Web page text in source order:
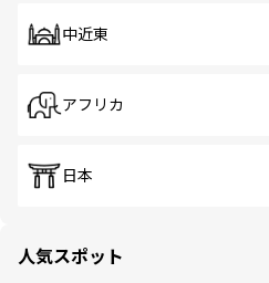
中近東
アフリカ
日本
人気スポット